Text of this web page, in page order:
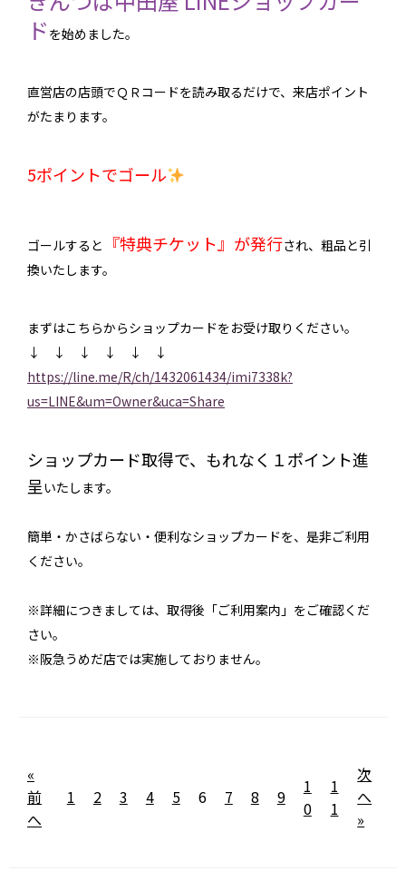
ド を始めました。
直営店の店頭でＱＲコードを読み取るだけで、来店ポイント
がたまります。
5ポイントでゴール
ゴールすると 『特典チケット』が発行され、粗品と引
換いたします。
まずはこちらからショップカードをお受け取りください。
↓ ↓ ↓ ↓ ↓ ↓
https://line.me/R/ch/1432061434/imi7338k?
us=LINE&um=Owner&uca=Share
ショップカード取得で、もれなく１ポイント進
呈いたします。
簡単・かさばらない・便利なショップカードを、是非ご利用
ください。
※詳細につきましては、取得後「ご利用案内」をご確認くだ
さい。
※阪急うめだ店では実施しておりません。
«
前
へ
1 2 3 4 5 6 7 8 9
1
0
1
1
次
へ
»